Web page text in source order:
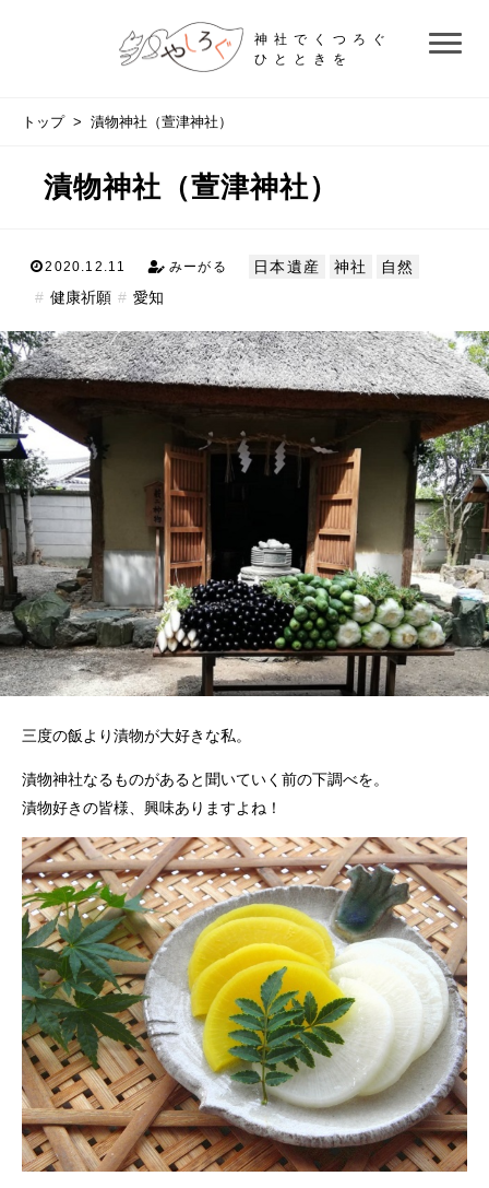
神社でくつろぐ
ひとときを
トップ> 漬物神社（萱津神社）
漬物神社（萱津神社）
2020.12.11 みーがる 日本遺産 神社
自然
健康祈願
愛知
三度の飯より漬物が大好きな私。
漬物神社なるものがあると聞いていく前の下調べを。
漬物好きの皆様、興味ありますよね！